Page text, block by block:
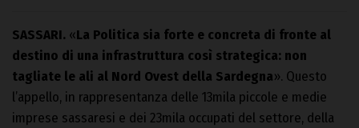
SASSARI. «La Politica sia forte e concreta di fronte al
destino di una infrastruttura così strategica: non
tagliate le ali al Nord Ovest della Sardegna». Questo
l’appello, in rappresentanza delle 13mila piccole e medie
imprese sassaresi e dei 23mila occupati del settore, della